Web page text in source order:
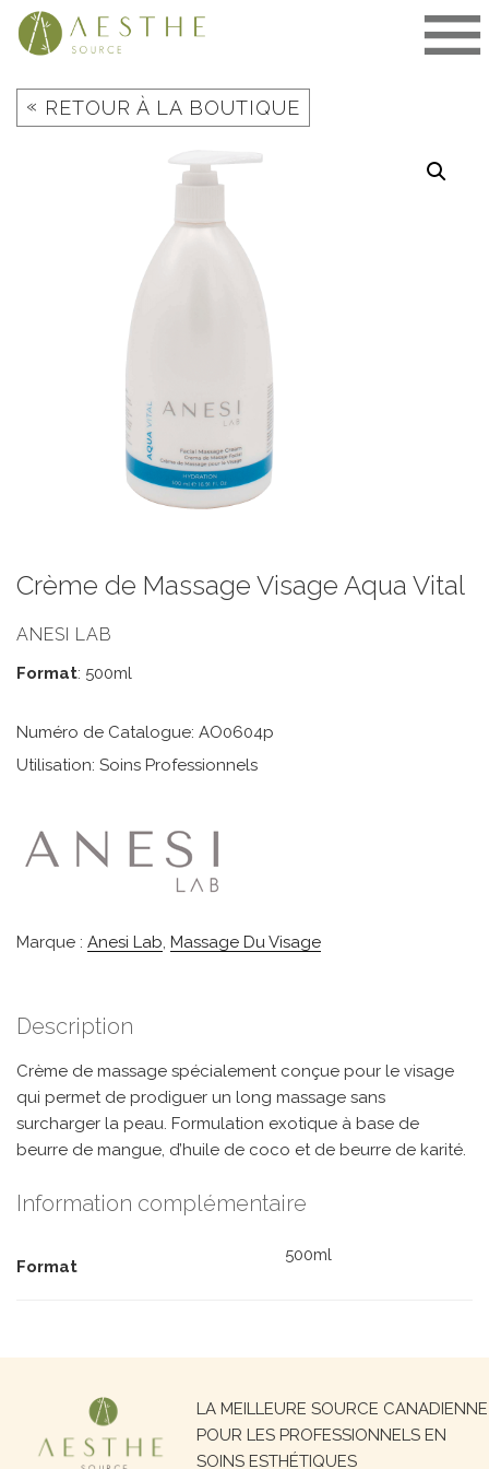
Aller
« RETOUR À LA BOUTIQUE
Crème de Massage Visage Aqua Vital
ANESI LAB
Format: 500ml
Numéro de Catalogue: AO0604p
Utilisation: Soins Professionnels
Marque : Anesi Lab, Massage Du Visage
Description
Crème de massage spécialement conçue pour le visage
qui permet de prodiguer un long massage sans
surcharger la peau. Formulation exotique à base de
beurre de mangue, d’huile de coco et de beurre de karité.
Information complémentaire
Format
500ml
LA MEILLEURE SOURCE CANADIENNE
POUR LES PROFESSIONNELS EN
SOINS ESTHÉTIQUES
Recherche
pour :